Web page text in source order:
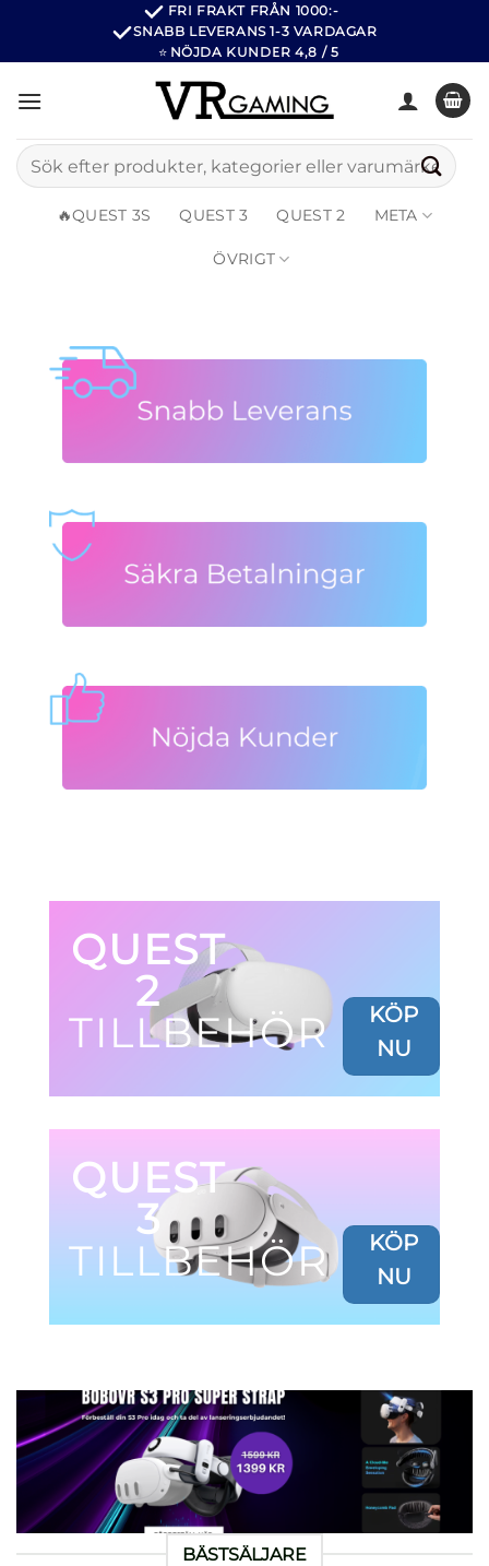
innehåll
FRI FRAKT FRÅN 1000:-
SNABB LEVERANS 1-3 VARDAGAR
⭐ NÖJDA KUNDER 4,8 / 5
Sök
efter:
🔥QUEST 3S
QUEST 3 QUEST 2 META
ÖVRIGT
QUEST
2
TILLBEHÖR
KÖP
NU
QUEST
3
TILLBEHÖR
KÖP
NU
BÄSTSÄLJARE